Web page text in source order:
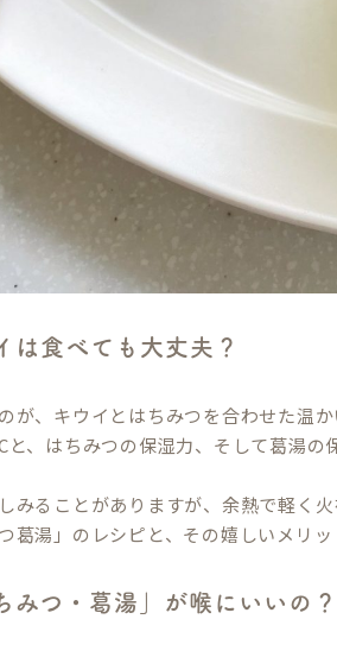
は食べても大丈夫？
が、キウイとはちみつを合わせた温か
と、はちみつの保湿力、そして葛湯
みることがありますが、余熱で軽く
葛湯」のレシピと、その嬉しいメリッ
みつ・葛湯」が喉にいいの？